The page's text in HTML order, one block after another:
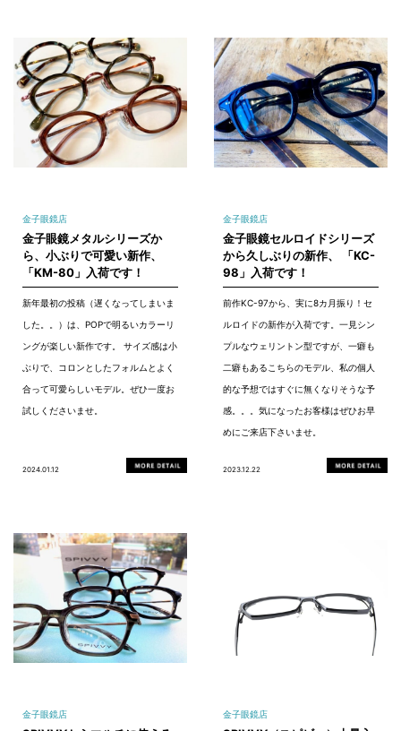
金子眼鏡店
金子眼鏡メタルシリーズか
ら、小ぶりで可愛い新作、
「KM-80」入荷です！
新年最初の投稿（遅くなってしまいま
した。。）は、POPで明るいカラーリ
ングが楽しい新作です。 サイズ感は小
ぶりで、コロンとしたフォルムとよく
合って可愛らしいモデル。ぜひ一度お
試しくださいませ。
2024.01.12
金子眼鏡店
金子眼鏡セルロイドシリーズ
から久しぶりの新作、 「KC-
98」入荷です！
前作KC-97から、実に8カ月振り！セ
ルロイドの新作が入荷です。一見シン
プルなウェリントン型ですが、一癖も
二癖もあるこちらのモデル、私の個人
的な予想ではすぐに無くなりそうな予
感。。。気になったお客様はぜひお早
めにご来店下さいませ。
2023.12.22
金子眼鏡店 金子眼鏡店